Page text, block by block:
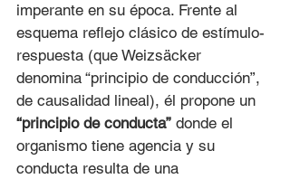
imperante en su época. Frente al
esquema reflejo clásico de estímulo-
respuesta (que Weizsäcker
denomina “principio de conducción”,
de causalidad lineal), él propone un
“principio de conducta” donde el
organismo tiene agencia y su
conducta resulta de una